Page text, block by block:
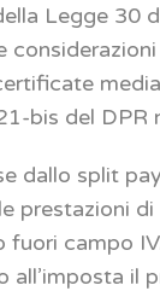
Legge 30
bis del DPR
dallo split
prestazioni di
fuori campo
all’imposta il